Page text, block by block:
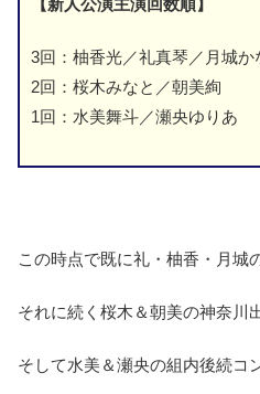
3回：柚香光／礼真琴／月城か
2回：桜木みなと／朝美絢
1回：水美舞斗／瀬央ゆりあ
この時点で既に礼・柚香・月城
それに続く桜木＆朝美の神奈川
そして水美＆瀬央の組内後続コ